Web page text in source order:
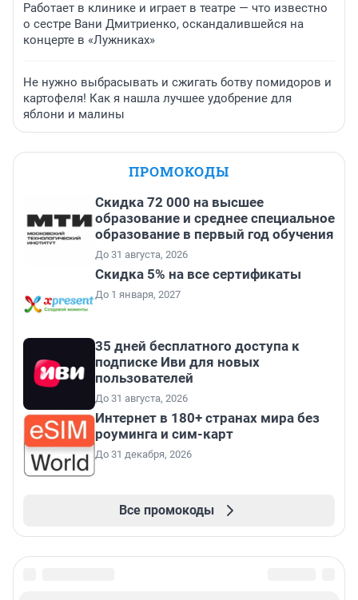
Работает в клинике и играет в театре — что известно
о сестре Вани Дмитриенко, оскандалившейся на
концерте в «Лужниках»
Не нужно выбрасывать и сжигать ботву помидоров и
картофеля! Как я нашла лучшее удобрение для
яблони и малины
ПРОМОКОДЫ
Скидка 72 000 на высшее
образование и среднее специальное
образование в первый год обучения
До 31 августа, 2026
Скидка 5% на все сертификаты
До 1 января, 2027
35 дней бесплатного доступа к
подписке Иви для новых
пользователей
До 31 августа, 2026
Интернет в 180+ странах мира без
роуминга и сим-карт
До 31 декабря, 2026
Все промокоды